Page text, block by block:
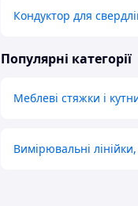
Кондуктор для
Популярні категорії
Меблеві стяжки і
Вимірювальні